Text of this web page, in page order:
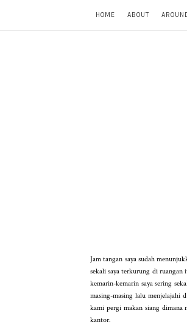
HOME ABOUT
Jam tangan saya sudah
sekali saya terkurung di
kemarin-kemarin saya sering
masing-masing lalu menjelajahi
kami pergi makan siang
kantor.